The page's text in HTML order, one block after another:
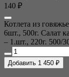
140 ₽
Котлета из
6шт., 500г. Салат
– 1.шт., 220г. 500/
Добавить 1 450 ₽